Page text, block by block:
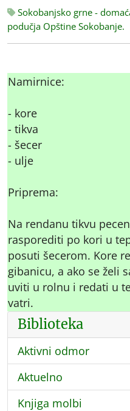
Sokobanjsko grne -
podučja Opštine Sokobanje.
Namirnice:
- kore
- tikva
- šecer
- ulje
Priprema:
Na rendanu tikvu
rasporediti po kori u
posuti šecerom. Kore
gibanicu, a ako se želi
uviti u rolnu i redati u
vatri.
Biblioteka
Aktivni odmor
Aktuelno
Knjiga molbi